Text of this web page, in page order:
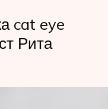
cat eye
Рита